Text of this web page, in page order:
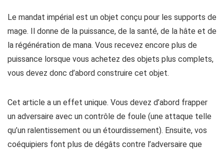
Le mandat impérial est un objet conçu pour les supports de
mage. Il donne de la puissance, de la santé, de la hâte et de
la régénération de mana. Vous recevez encore plus de
puissance lorsque vous achetez des objets plus complets,
vous devez donc d’abord construire cet objet.
Cet article a un effet unique. Vous devez d’abord frapper
un adversaire avec un contrôle de foule (une attaque telle
qu’un ralentissement ou un étourdissement). Ensuite, vos
coéquipiers font plus de dégâts contre l’adversaire que